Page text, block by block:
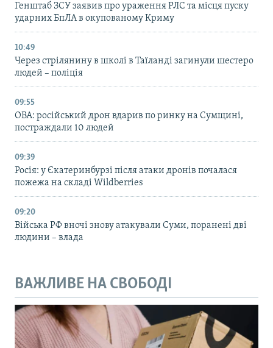
Генштаб ЗСУ заявив про ураження РЛС та місця пуску
ударних БпЛА в окупованому Криму
10:49
Через стрілянину в школі в Таїланді загинули шестеро
людей – поліція
09:55
ОВА: російський дрон вдарив по ринку на Сумщині,
постраждали 10 людей
09:39
Росія: у Єкатеринбурзі після атаки дронів почалася
пожежа на складі Wildberries
09:20
Війська РФ вночі знову атакували Суми, поранені дві
людини – влада
ВАЖЛИВЕ НА СВОБОДІ